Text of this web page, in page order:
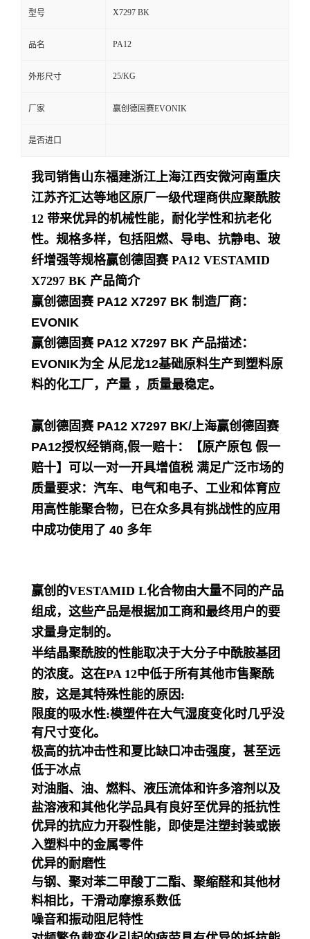
言
型号 X7297 BK
品名 PA12
外形尺寸 25/KG
厂家 赢创德固赛EVONIK
是否进口
我司销售山东福建浙江上海江西安微河南重庆
江苏齐汇达等地区原厂一级代理商供应聚酰胺
12 带来优异的机械性能，耐化学性和抗老化
性。规格多样，包括阻燃、导电、抗静电、玻
纤增强等规格赢创德固赛 PA12 VESTAMID
X7297 BK 产品简介
赢创德固赛 PA12 X7297 BK 制造厂商：
EVONIK
赢创德固赛 PA12 X7297 BK 产品描述：
EVONIK为全 从尼龙12基础原料生产到塑料原
料的化工厂，产量 ，质量最稳定。
赢创德固赛 PA12 X7297 BK/上海赢创德固赛
PA12授权经销商,假一赔十：【原产原包 假一
赔十】可以一对一开具增值税 满足广泛市场的
质量要求：汽车、电气和电子、工业和体育应
用高性能聚合物，已在众多具有挑战性的应用
中成功使用了 40 多年
赢创的VESTAMID L化合物由大量不同的产品
组成，这些产品是根据加工商和最终用户的要
求量身定制的。
半结晶聚酰胺的性能取决于大分子中酰胺基团
的浓度。这在PA 12中低于所有其他市售聚酰
胺，这是其特殊性能的原因:
限度的吸水性:模塑件在大气湿度变化时几乎没
有尺寸变化。
极高的抗冲击性和夏比缺口冲击强度，甚至远
低于冰点
对油脂、油、燃料、液压流体和许多溶剂以及
盐溶液和其他化学品具有良好至优异的抵抗性
优异的抗应力开裂性能，即使是注塑封装或嵌
入塑料中的金属零件
优异的耐磨性
与钢、聚对苯二甲酸丁二酯、聚缩醛和其他材
料相比，干滑动摩擦系数低
噪音和振动阻尼特性